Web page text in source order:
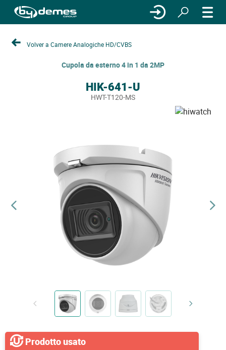
Volver a Camere Analogiche HD/CVBS
Cupola da esterno 4 in 1 da 2MP
HIK-641-U
HWT-T120-MS
Prodotto usato